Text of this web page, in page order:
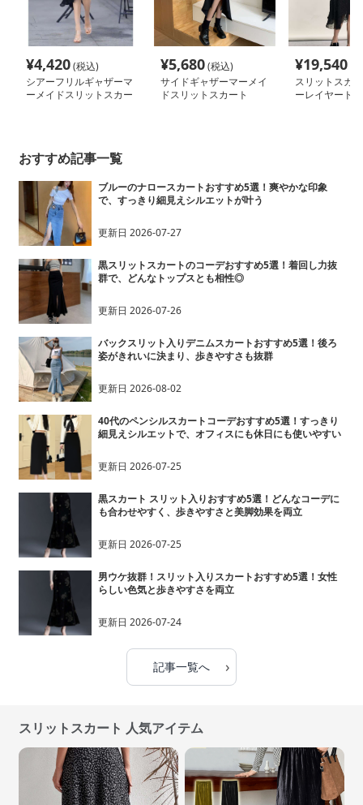
¥4,420(税込)
シアーフリルギャザーマ
ーメイドスリットスカー
¥5,680(税込)
サイドギャザーマーメイ
ドスリットスカート
¥19,540
スリットスカ
ーレイヤード
おすすめ記事一覧
ブルーのナロースカートおすすめ5選！爽やかな印象
で、すっきり細見えシルエットが叶う
更新日 2026-07-27
黒スリットスカートのコーデおすすめ5選！着回し力抜
群で、どんなトップスとも相性◎
更新日 2026-07-26
バックスリット入りデニムスカートおすすめ5選！後ろ
姿がきれいに決まり、歩きやすさも抜群
更新日 2026-08-02
40代のペンシルスカートコーデおすすめ5選！すっきり
細見えシルエットで、オフィスにも休日にも使いやすい
更新日 2026-07-25
黒スカート スリット入りおすすめ5選！どんなコーデに
も合わせやすく、歩きやすさと美脚効果を両立
更新日 2026-07-25
男ウケ抜群！スリット入りスカートおすすめ5選！女性
らしい色気と歩きやすさを両立
更新日 2026-07-24
記事一覧へ ›
スリットスカート 人気アイテム